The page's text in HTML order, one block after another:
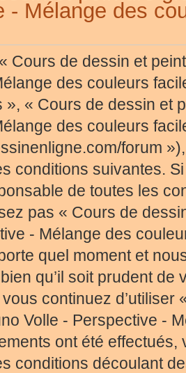
- Mélange des
Cours de dessin et
des couleurs
», « Cours de dessin et
des couleurs
forum
conditions suivantes. Si
de toutes les
pas « Cours de
- Mélange des
quel moment et
qu’il soit prudent
continuez d’utiliser
Volle - Perspective -
ont été effectués,
conditions découlant